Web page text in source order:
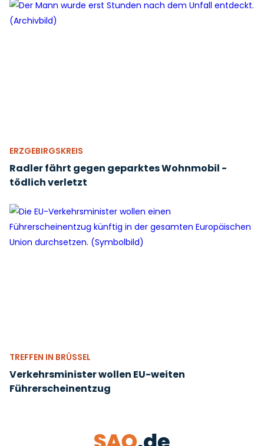
ERZGEBIRGSKREIS
Radler fährt gegen geparktes Wohnmobil -
tödlich verletzt
TREFFEN IN BRÜSSEL
Verkehrsminister wollen EU-weiten
Führerscheinentzug